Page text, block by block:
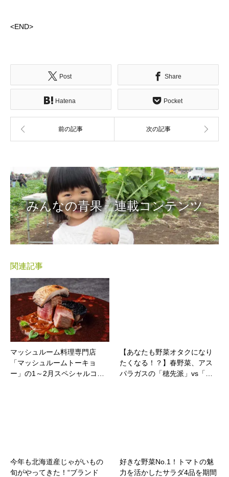
<END>
Post Share
Hatena Pocket
みんなの青果 連載コンテンツ
関連記事
マッシュルーム料理専門店
「マッシュルームトーキョ
ー」の1～2月スペシャルコ…
【あなたも野菜オタクになり
たくなる！？】春野菜、アス
パラガスの「穂先派」vs「…
今年も北海道産じゃがいもの
旬がやってきた！“ブランド
好きな野菜No.1！トマトの魅
力を活かしたサラダ4品を期間